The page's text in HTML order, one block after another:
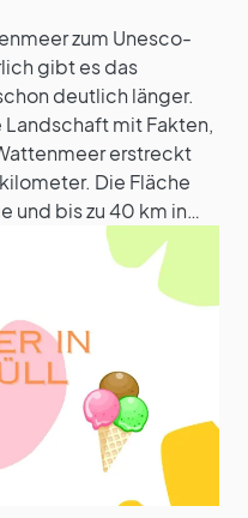
zum Unesco-
gibt es das
deutlich länger.
mit Fakten,
erstreckt
Die Fläche
und bis zu 40 km in…